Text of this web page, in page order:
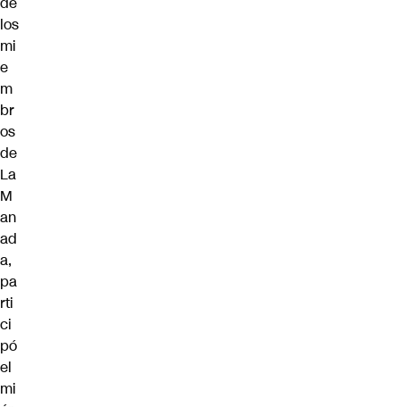
los
mi
e
m
br
os
de
La
M
an
ad
a,
pa
rti
ci
pó
el
mi